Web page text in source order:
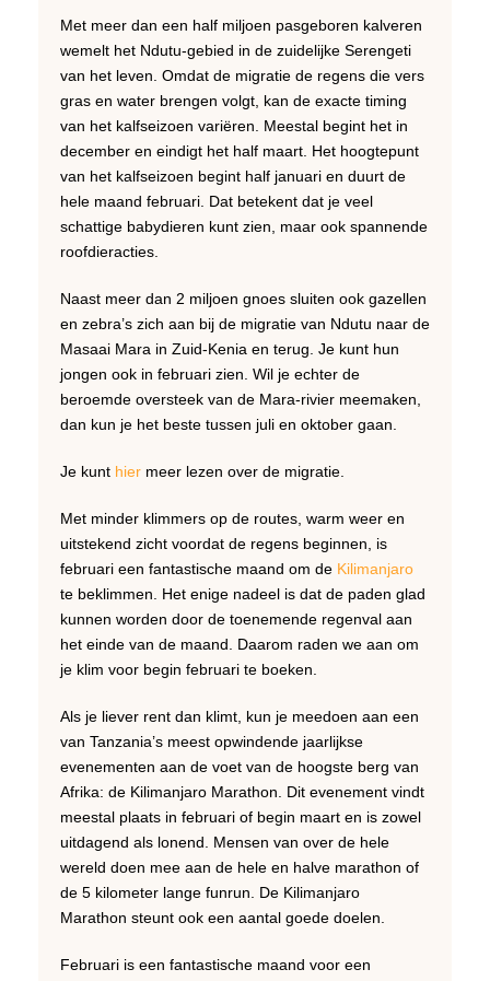
Met meer dan een half miljoen pasgeboren kalveren
wemelt het Ndutu-gebied in de zuidelijke Serengeti
van het leven. Omdat de migratie de regens die vers
gras en water brengen volgt, kan de exacte timing
van het kalfseizoen variëren. Meestal begint het in
december en eindigt het half maart. Het hoogtepunt
van het kalfseizoen begint half januari en duurt de
hele maand februari. Dat betekent dat je veel
schattige babydieren kunt zien, maar ook spannende
roofdieracties.
Naast meer dan 2 miljoen gnoes sluiten ook gazellen
en zebra’s zich aan bij de migratie van Ndutu naar de
Masaai Mara in Zuid-Kenia en terug. Je kunt hun
jongen ook in februari zien. Wil je echter de
beroemde oversteek van de Mara-rivier meemaken,
dan kun je het beste tussen juli en oktober gaan.
Je kunt hier meer lezen over de migratie.
Met minder klimmers op de routes, warm weer en
uitstekend zicht voordat de regens beginnen, is
februari een fantastische maand om de Kilimanjaro
te beklimmen. Het enige nadeel is dat de paden glad
kunnen worden door de toenemende regenval aan
het einde van de maand. Daarom raden we aan om
je klim voor begin februari te boeken.
Als je liever rent dan klimt, kun je meedoen aan een
van Tanzania’s meest opwindende jaarlijkse
evenementen aan de voet van de hoogste berg van
Afrika: de Kilimanjaro Marathon. Dit evenement vindt
meestal plaats in februari of begin maart en is zowel
uitdagend als lonend. Mensen van over de hele
wereld doen mee aan de hele en halve marathon of
de 5 kilometer lange funrun. De Kilimanjaro
Marathon steunt ook een aantal goede doelen.
Februari is een fantastische maand voor een